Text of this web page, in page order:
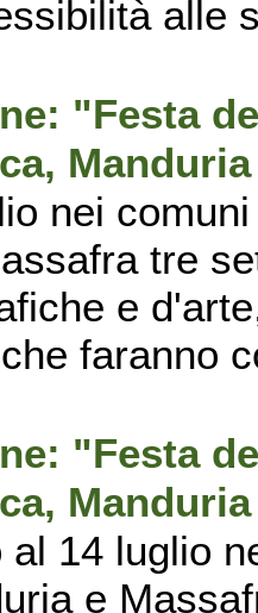
alle
"Festa
nei
tre
e
faranno
"Festa
al 14 luglio
e